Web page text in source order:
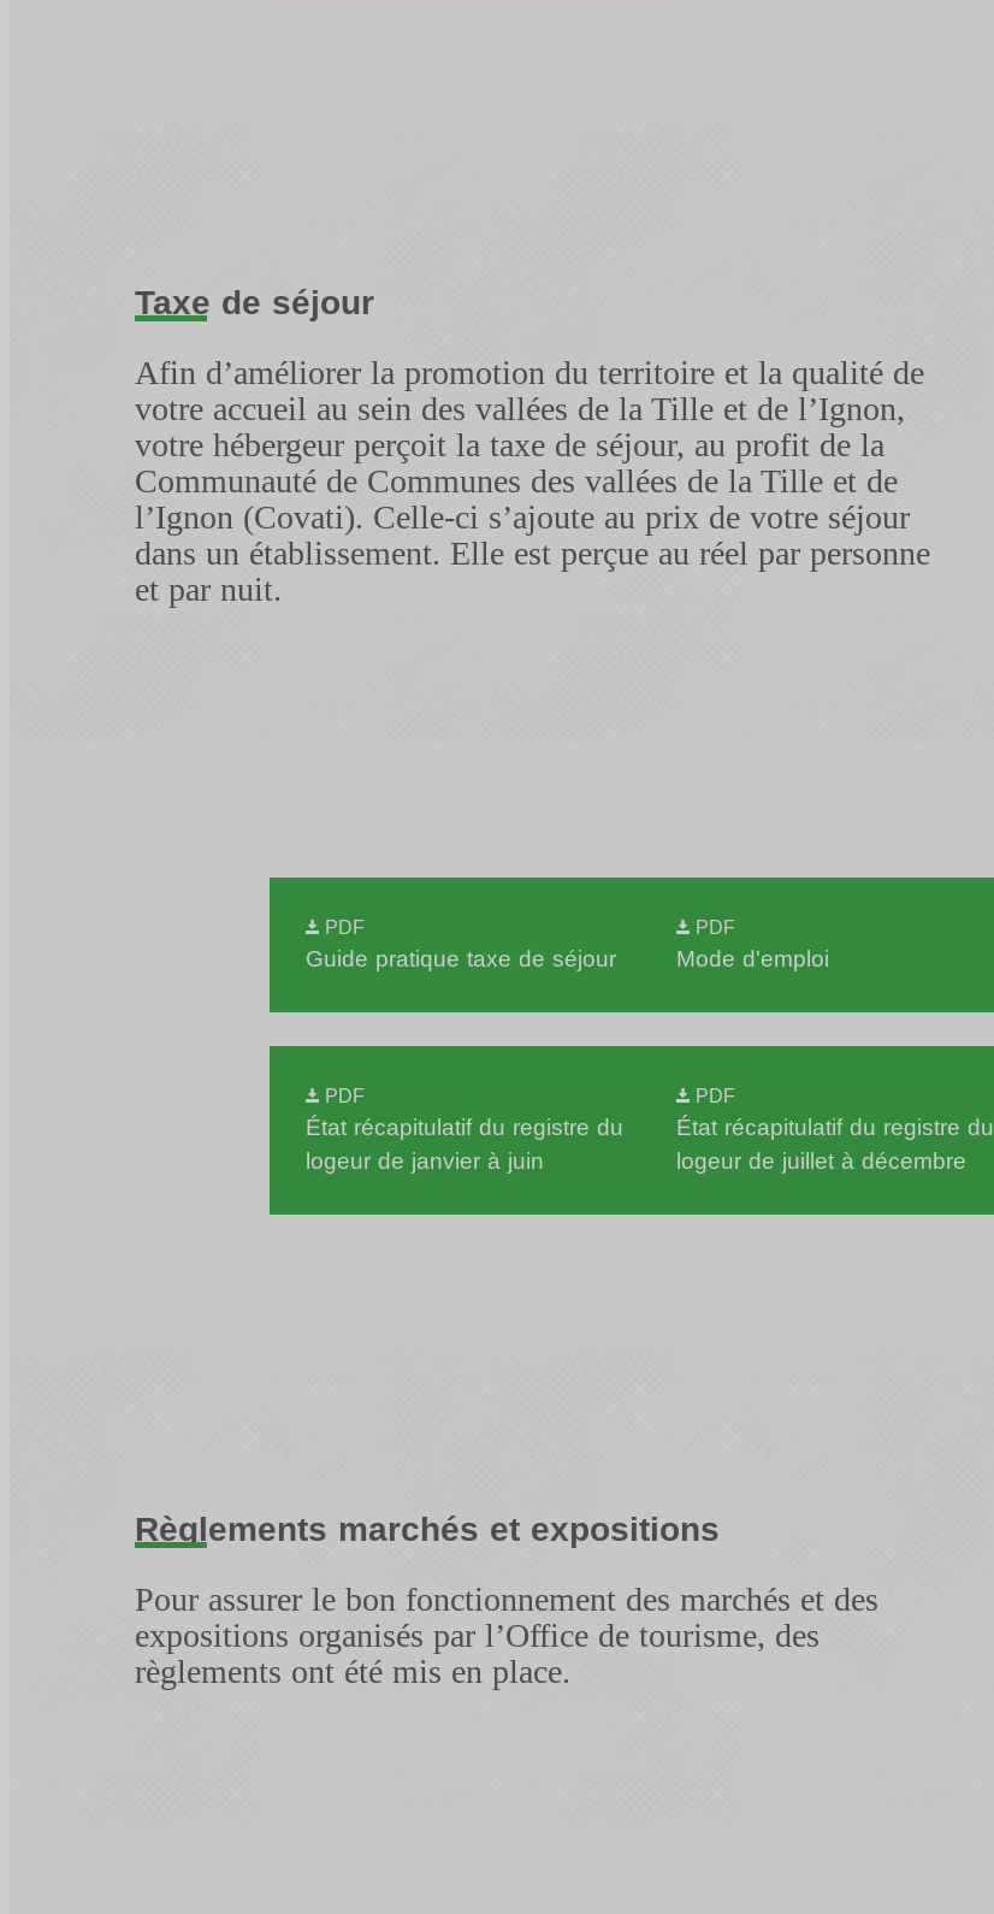
Taxe de séjour
Afin d’améliorer la promotion du territoire et la qualité de
votre accueil au sein des vallées de la Tille et de l’Ignon,
votre hébergeur perçoit la taxe de séjour, au profit de la
Communauté de Communes des vallées de la Tille et de
l’Ignon (Covati). Celle‐ci s’ajoute au prix de votre séjour
dans un établissement. Elle est perçue au réel par personne
et par nuit.
PDF
Guide pratique taxe de séjour
PDF
Mode d'emploi
PDF
État récapitulatif du registre du
logeur de janvier à juin
PDF
État récapitulatif du registre du
logeur de juillet à décembre
Règlements marchés et expositions
Pour assurer le bon fonctionnement des marchés et des
expositions organisés par l’Office de tourisme, des
règlements ont été mis en place.